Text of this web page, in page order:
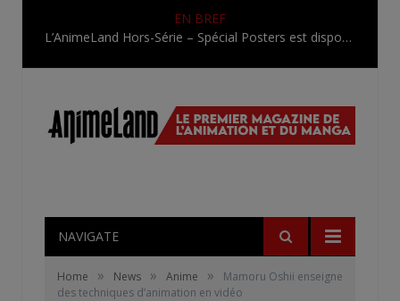
EN BREF
L’AnimeLand Hors-Série – Spécial Posters est disponible !
NAVIGATE
Home » News » Anime »
Mamoru Oshii enseigne
des techniques d’animation en vidéo